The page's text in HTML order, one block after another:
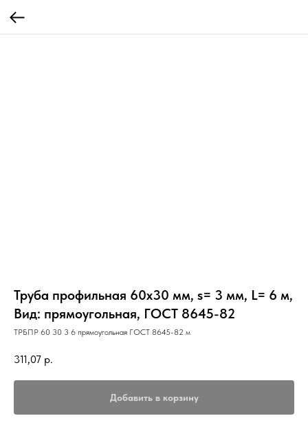
Труба профильная 60х30 мм, s= 3 мм, L= 6 м,
Вид: прямоугольная, ГОСТ 8645-82
ТРБПР 60 30 3 6 прямоугольная ГОСТ 8645-82 м
311,07 р.
Добавить в корзину